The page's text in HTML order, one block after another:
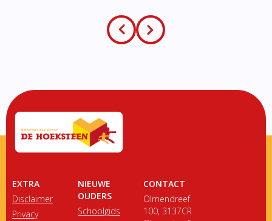
EXTRA
Disclaimer
Privacy
NIEUWE
OUDERS
Schoolgids
CONTACT
Olmendreef
100, 3137CR